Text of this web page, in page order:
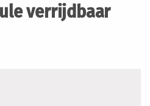
verrijdbaar